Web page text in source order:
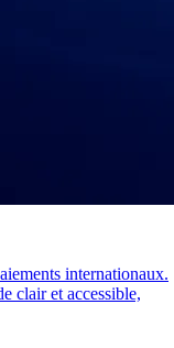
internationaux.
clair et accessible,